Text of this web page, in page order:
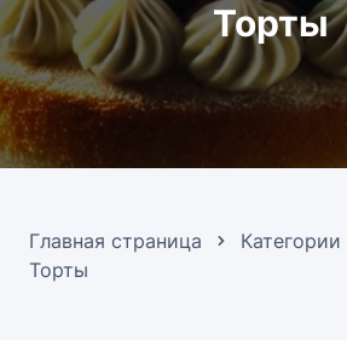
Торты
Главная страница Категории
Торты